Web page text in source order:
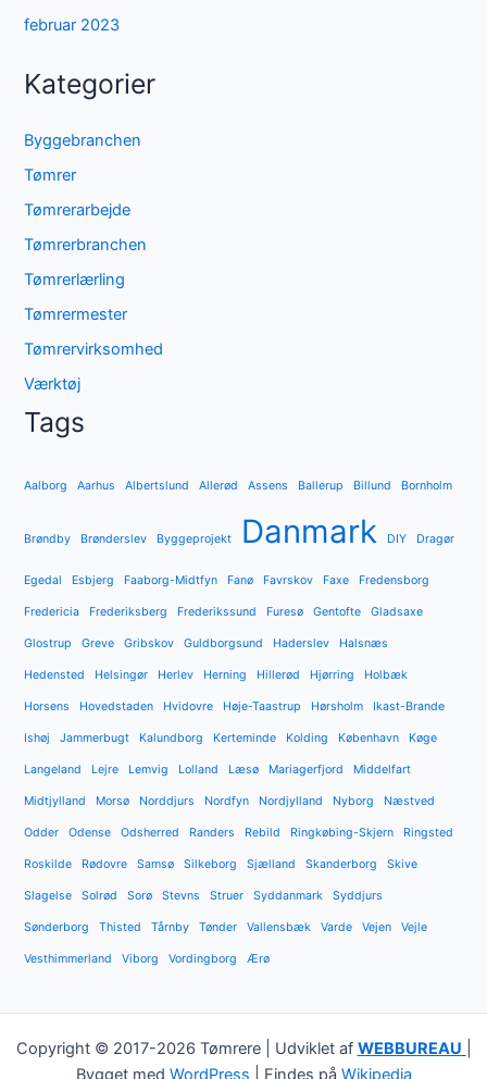
februar 2023
Kategorier
Byggebranchen
Tømrer
Tømrerarbejde
Tømrerbranchen
Tømrerlærling
Tømrermester
Tømrervirksomhed
Værktøj
Tags
Aalborg Aarhus Albertslund Allerød Assens Ballerup Billund Bornholm
Brøndby Brønderslev Byggeprojekt Danmark DIY Dragør
Egedal Esbjerg Faaborg-Midtfyn Fanø Favrskov Faxe Fredensborg
Fredericia Frederiksberg Frederikssund Furesø Gentofte Gladsaxe
Glostrup Greve Gribskov Guldborgsund Haderslev Halsnæs
Hedensted Helsingør Herlev Herning Hillerød Hjørring Holbæk
Horsens Hovedstaden Hvidovre Høje-Taastrup Hørsholm Ikast-Brande
Ishøj Jammerbugt Kalundborg Kerteminde Kolding København Køge
Langeland Lejre Lemvig Lolland Læsø Mariagerfjord Middelfart
Midtjylland Morsø Norddjurs Nordfyn Nordjylland Nyborg Næstved
Odder Odense Odsherred Randers Rebild Ringkøbing-Skjern Ringsted
Roskilde Rødovre Samsø Silkeborg Sjælland Skanderborg Skive
Slagelse Solrød Sorø Stevns Struer Syddanmark Syddjurs
Sønderborg Thisted Tårnby Tønder Vallensbæk Varde Vejen Vejle
Vesthimmerland Viborg Vordingborg Ærø
Copyright © 2017-2026 Tømrere | Udviklet af WEBBUREAU
Bygget med WordPress | Findes på Wikipedia